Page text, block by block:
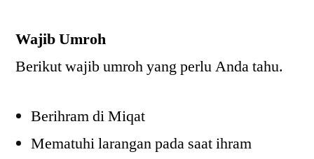
Wajib Umroh
Berikut wajib umroh yang perlu Anda tahu.
Berihram di Miqat
Mematuhi larangan pada saat ihram